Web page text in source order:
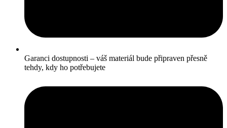
Garanci dostupnosti – váš materiál bude připraven přesně
tehdy, kdy ho potřebujete